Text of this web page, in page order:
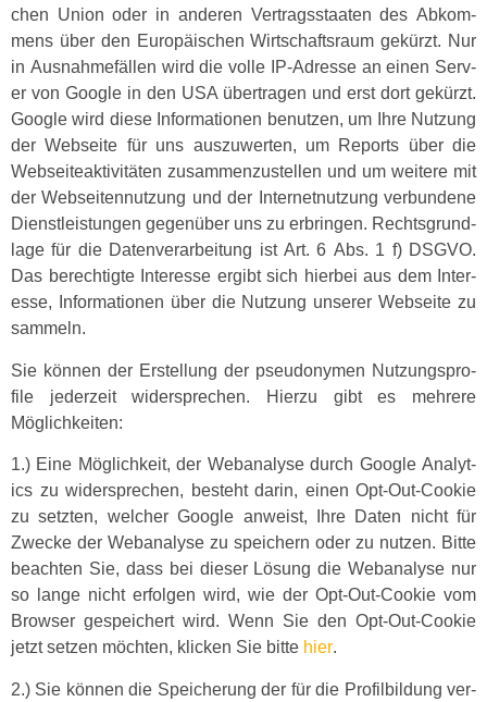
chen Union oder in anderen Ver­tragsstaat­en des Abkom­
mens über den Europäis­chen Wirtschaft­sraum gekürzt. Nur
in Aus­nah­me­fällen wird die volle IP-Adresse an einen Serv­
er von Google in den USA über­tra­gen und erst dort gekürzt.
Google wird diese Infor­ma­tio­nen benutzen, um Ihre Nutzung
der Web­seite für uns auszuw­erten, um Reports über die
Web­seit­eak­tiv­itäten zusam­men­zustellen und um weit­ere mit
der Web­seiten­nutzung und der Inter­net­nutzung ver­bun­dene
Dien­stleis­tun­gen gegenüber uns zu erbrin­gen. Rechts­grund­
lage für die Daten­ver­ar­beitung ist Art. 6 Abs. 1 f) DSGVO.
Das berechtigte Inter­esse ergibt sich hier­bei aus dem Inter­
esse, Infor­ma­tio­nen über die Nutzung unser­er Web­seite zu
sammeln.
Sie kön­nen der Erstel­lung der pseu­do­ny­men Nutzung­spro­
file jed­erzeit wider­sprechen. Hierzu gibt es mehrere
Möglichkeiten:
1.) Eine Möglichkeit, der Web­analyse durch Google Ana­lyt­
ics zu wider­sprechen, beste­ht darin, einen Opt-Out-Cook­ie
zu set­zten, welch­er Google anweist, Ihre Dat­en nicht für
Zwecke der Web­analyse zu spe­ich­ern oder zu nutzen. Bitte
beacht­en Sie, dass bei dieser Lösung die Web­analyse nur
so lange nicht erfol­gen wird, wie der Opt-Out-Cook­ie vom
Brows­er gespe­ichert wird. Wenn Sie den Opt-Out-Cook­ie
jet­zt set­zen möcht­en, klick­en Sie bitte hier.
2.) Sie kön­nen die Spe­icherung der für die Pro­fil­bil­dung ver­